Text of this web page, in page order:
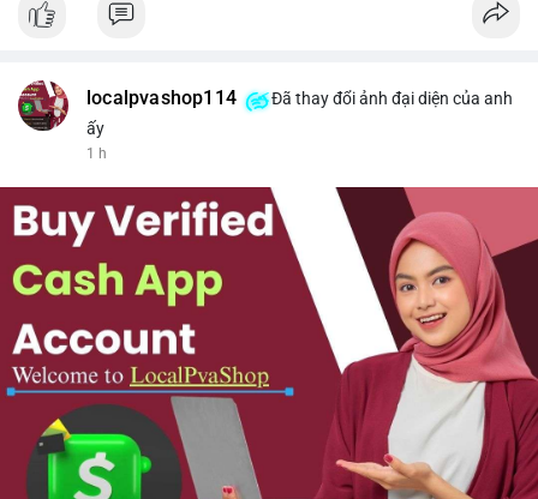
localpvashop114
Đã thay đổi ảnh đại diện của anh
ấy
1 h